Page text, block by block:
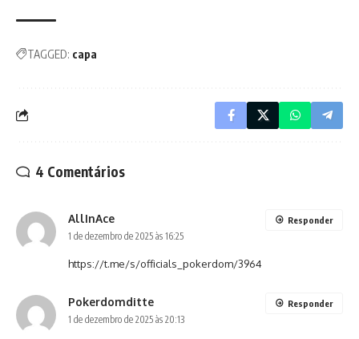
TAGGED: capa
4 Comentários
AllInAce
1 de dezembro de 2025 às 16:25
https://t.me/s/officials_pokerdom/3964
Responder
Pokerdomditte
1 de dezembro de 2025 às 20:13
Responder